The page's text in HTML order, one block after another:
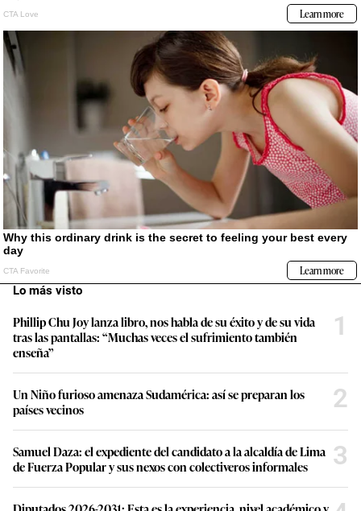
Lo más visto
Phillip Chu Joy lanza libro, nos habla de su éxito y de su vida
tras las pantallas: “Muchas veces el sufrimiento también
enseña”
1
Un Niño furioso amenaza Sudamérica: así se preparan los
países vecinos
2
Samuel Daza: el expediente del candidato a la alcaldía de Lima
de Fuerza Popular y sus nexos con colectiveros informales
3